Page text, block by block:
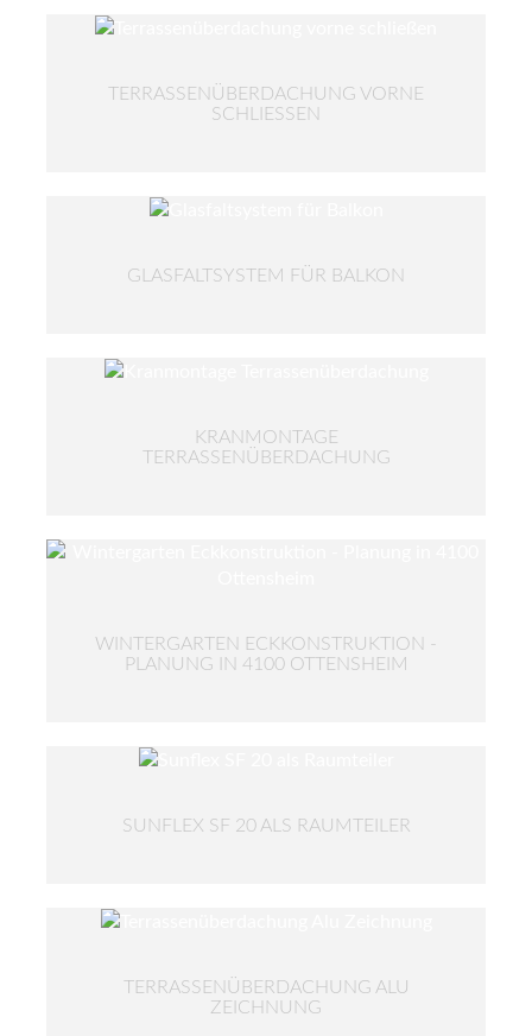
TERRASSENÜBERDACHUNG VORNE
SCHLIESSEN
GLASFALTSYSTEM FÜR BALKON
KRANMONTAGE
TERRASSENÜBERDACHUNG
WINTERGARTEN ECKKONSTRUKTION -
PLANUNG IN 4100 OTTENSHEIM
SUNFLEX SF 20 ALS RAUMTEILER
TERRASSENÜBERDACHUNG ALU
ZEICHNUNG